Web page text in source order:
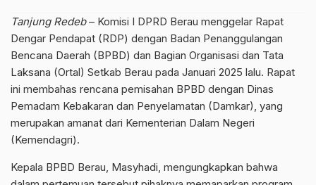
Tanjung Redeb– Komisi I DPRD Berau menggelar Rapat
Dengar Pendapat (RDP) dengan Badan Penanggulangan
Bencana Daerah (BPBD) dan Bagian Organisasi dan Tata
Laksana (Ortal) Setkab Berau pada Januari 2025 lalu. Rapat
ini membahas rencana pemisahan BPBD dengan Dinas
Pemadam Kebakaran dan Penyelamatan (Damkar), yang
merupakan amanat dari Kementerian Dalam Negeri
(Kemendagri).
Kepala BPBD Berau, Masyhadi, mengungkapkan bahwa